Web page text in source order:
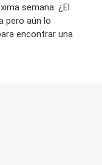
semana. ¿El
pero aún lo
encontrar una